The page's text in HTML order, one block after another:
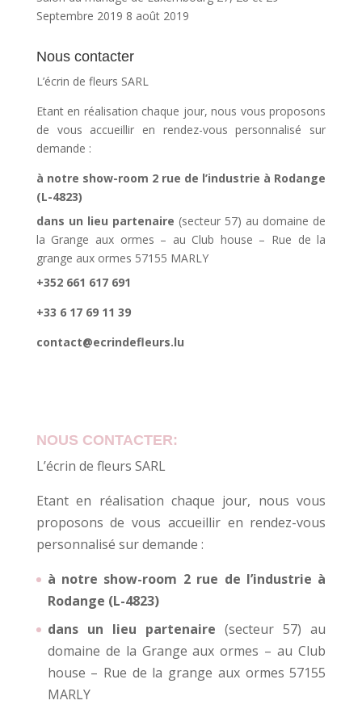
Septembre 2019 8 août 2019
Nous contacter
L’écrin de fleurs SARL
Etant en réalisation chaque jour, nous vous proposons
de vous accueillir en rendez-vous personnalisé sur
demande :
à notre show-room 2 rue de l’industrie à Rodange
(L-4823)
dans un lieu partenaire (secteur 57) au domaine de
la Grange aux ormes – au Club house – Rue de la
grange aux ormes 57155 MARLY
+352 661 617 691
+33 6 17 69 11 39
contact@ecrindefleurs.lu
NOUS CONTACTER:
L’écrin de fleurs SARL
Etant en réalisation chaque jour, nous vous
proposons de vous accueillir en rendez-vous
personnalisé sur demande :
à notre show-room 2 rue de l’industrie à
Rodange (L-4823)
dans un lieu partenaire (secteur 57) au
domaine de la Grange aux ormes – au Club
house – Rue de la grange aux ormes 57155
MARLY